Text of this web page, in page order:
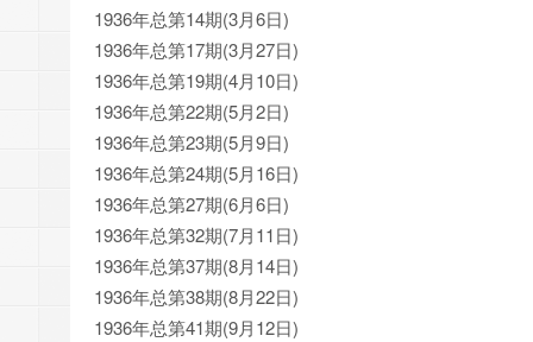
1936年总第14期(3月6日)
1936年总第17期(3月27日)
1936年总第19期(4月10日)
1936年总第22期(5月2日)
1936年总第23期(5月9日)
1936年总第24期(5月16日)
1936年总第27期(6月6日)
1936年总第32期(7月11日)
1936年总第37期(8月14日)
1936年总第38期(8月22日)
1936年总第41期(9月12日)